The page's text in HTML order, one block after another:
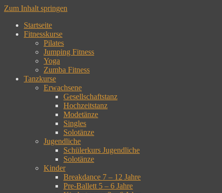
Zum Inhalt springen
Startseite
Fitnesskurse
Pilates
Jumping Fitness
Yoga
Zumba Fitness
Tanzkurse
Erwachsene
Gesellschaftstanz
Hochzeitstanz
Modetänze
Singles
Solotänze
Jugendliche
Schülerkurs Jugendliche
Solotänze
Kinder
Breakdance 7 – 12 Jahre
Pre-Ballett 5 – 6 Jahre